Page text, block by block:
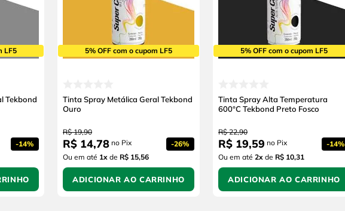
LF5
Tekbond
-14%
5% OFF com o cupom LF5
Tinta Spray Metálica Geral Tekbond
Ouro
R$ 19,90
R$ 14,78 no Pix -26%
Ou em até 1x de R$ 15,56
ADICIONAR AO CARRINHO
5% OFF com o cupom LF5
Tinta Spray Alta Temperatura
600°C Tekbond Preto Fosco
R$ 22,90
R$ 19,59 no Pix -14%
Ou em até 2x de R$ 10,31
ADICIONAR AO CARRINHO